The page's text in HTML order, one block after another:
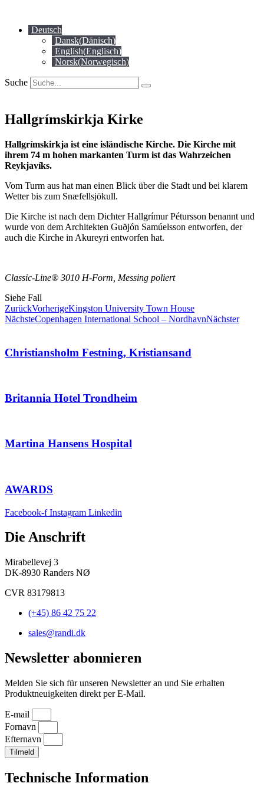
springenDeutsch
Dansk(Dänisch)
English(Englisch)
Norsk(Norwegisch)
Suche
Hallgrímskirkja Kirke
Hallgrímskirkja ist eine isländische Kirche. Die Kirche mit
ihrem 74 m hohen markanten Turm ist das Wahrzeichen
Reykjavíks.
Vom Turm aus hat man einen Blick über die Stadt und bei klarem
Wetter bis zum Snæfellsjökull.
Die Kirche ist nach dem Dichter Hallgrímur Pétursson benannt und
wurde von dem Architekten Guðjón Samúelsson entworfen, der
auch die Kirche in Akureyri entworfen hat.
Classic-Line® 3010 H-Form, Messing poliert
Siehe Fall
ZurückVorherigeKingston University Town House
NächsteCopenhagen International School – NordhavnNächster
Christiansholm Festning, Kristiansand
Britannia Hotel Trondheim
Martina Hansens Hospital
AWARDS
Facebook-f Instagram Linkedin
Die Anschrift
Mirabellevej 3
DK-8930 Randers NØ
CVR 83179813
(+45) 86 42 75 22
sales@randi.dk
Newsletter abonnieren
Melden Sie sich für unseren Newsletter an und Sie erhalten
Produktneuigkeiten direkt per E-Mail.
E-mail
Fornavn
Efternavn
Tilmeld
Technische Information